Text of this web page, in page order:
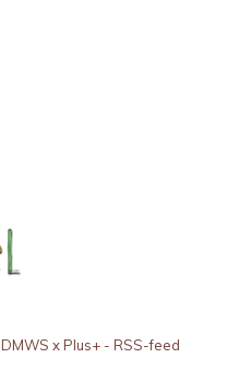
DMWS xPlus+ - RSS-feed